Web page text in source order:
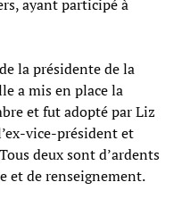
ayant participé à
la présidente de la
a mis en place la
et fut adopté par Liz
vice-président et
deux sont d’ardents
et de renseignement.